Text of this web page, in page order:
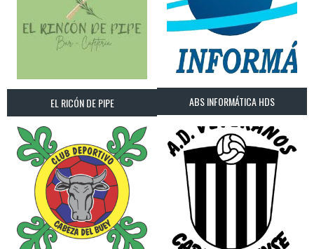
EL RICÓN DE PIPE ABS INFORMÁTICA HDS